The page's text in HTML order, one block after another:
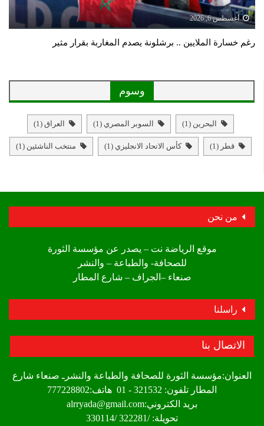
أغسطس 6, 2026
رغم خسارة الملايين .. برشلونة يصدم المغاربة بقرار مثير
وسوم
البحرين (1) السوبر المصري (1) العراق (1)
قطر (1) كأس الاتحاد الانجليزي (1) منتخب الناشئين (1)
من نحن
موقع الرياضة نت – يصدر عن مؤسسة الثورة
للصحافة- والطباعة – والنشر
صنعاء –الجراف – شارع المطار
راسلنا
الاتصال بنا
العنوان:مؤسسة الثورة للصحافة والطباعة والنشرـ صنعاء شارع
المطار تلفون: 321532 - 01 هاتف:777228802
بريد الكتروني:alrryada@gmail.com
تحويلة: /322281 /330114